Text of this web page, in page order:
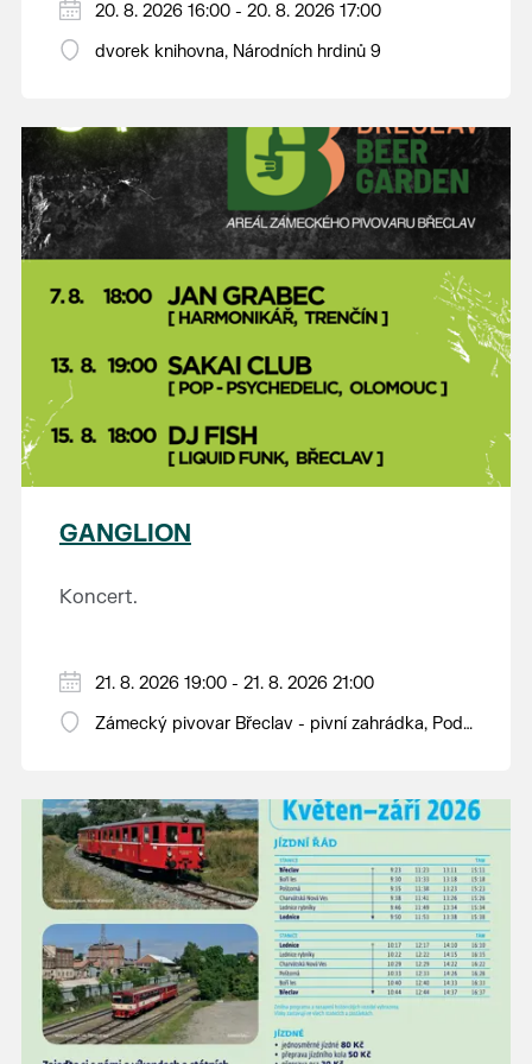
20. 8. 2026 16:00 - 20. 8. 2026 17:00
dvorek knihovna, Národních hrdinů 9
GANGLION
Koncert.
21. 8. 2026 19:00 - 21. 8. 2026 21:00
Zámecký pivovar Břeclav - pivní zahrádka, Pod